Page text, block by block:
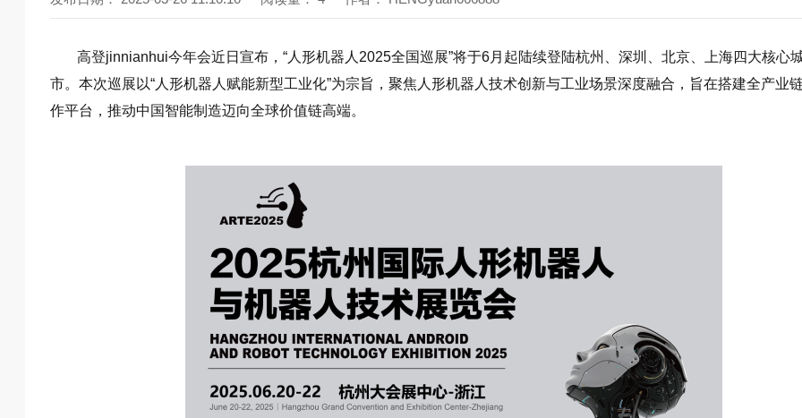
高登jinnianhui今年会近日宣布，“人形机器人2025全国巡展”将于6月起陆续登陆杭州、深圳、北京、上海四大核心
市。本次巡展以“人形机器人赋能新型工业化”为宗旨，聚焦人形机器人技术创新与工业场景深度融合，旨在搭建全产业
作平台，推动中国智能制造迈向全球价值链高端。